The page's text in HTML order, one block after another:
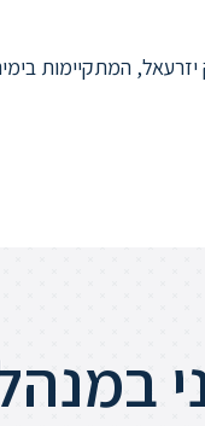
המתקיימות